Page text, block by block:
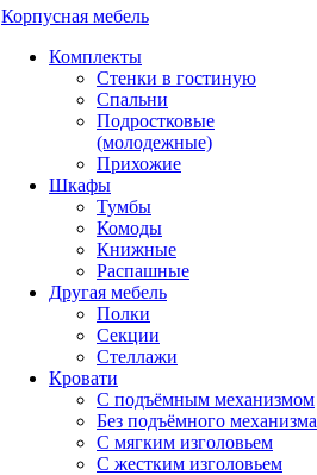
Корпусная мебель
Комплекты
Стенки в гостиную
Спальни
Подростковые
(молодежные)
Прихожие
Шкафы
Тумбы
Комоды
Книжные
Распашные
Другая мебель
Полки
Секции
Стеллажи
Кровати
С подъёмным механизмом
Без подъёмного механизма
С мягким изголовьем
С жестким изголовьем